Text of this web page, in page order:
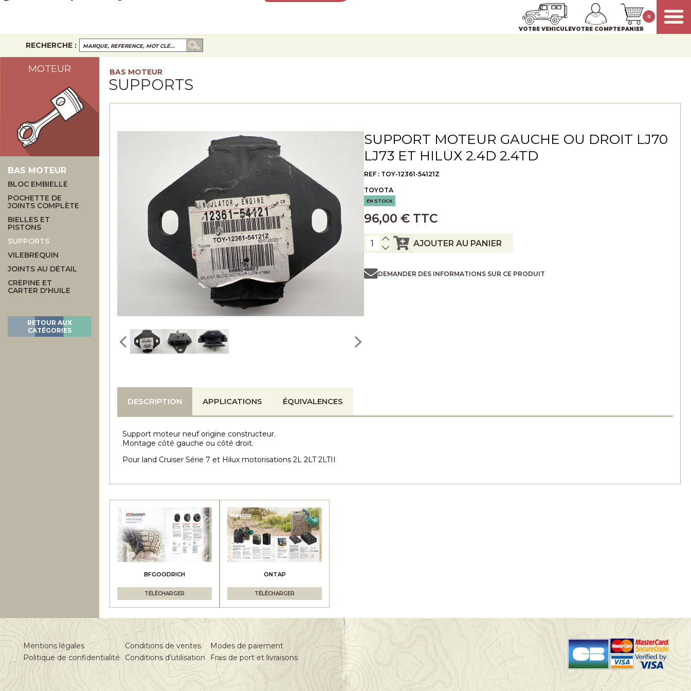
VOTRE VEHICULEVOTRE COMPTEPANIER
0
RECHERCHE :
MOTEUR
BAS MOTEUR
BLOC EMBIELLÉ
POCHETTE DE
JOINTS COMPLÈTE
BIELLES ET
PISTONS
SUPPORTS
VILEBREQUIN
JOINTS AU DÉTAIL
CRÉPINE ET
CARTER D'HUILE
RETOUR AUX
CATÉGORIES
BAS MOTEUR
SUPPORTS
SUPPORT MOTEUR GAUCHE OU DROIT LJ70
LJ73 ET HILUX 2.4D 2.4TD
REF : TOY-12361-54121Z
TOYOTA
EN STOCK
96,00 € TTC
AJOUTER AU PANIER
DEMANDER DES INFORMATIONS SUR CE PRODUIT
DESCRIPTION APPLICATIONS ÉQUIVALENCES
Support moteur neuf origine constructeur.
Montage côté gauche ou côté droit.
Pour land Cruiser Série 7 et Hilux motorisations 2L 2LT 2LTII
BFGOODRICH
TÉLÉCHARGER
ONTAP
TÉLÉCHARGER
Mentions légales
Politique de confidentialité
Conditions de ventes
Conditions d'utilisation
Modes de paiement
Frais de port et livraisons